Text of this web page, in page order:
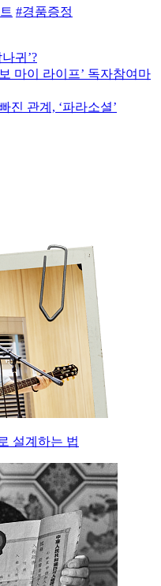
#경품증정
귀’?
마이 라이프’ 독자참여마
진 관계, ‘파라소셜’
설계하는 법